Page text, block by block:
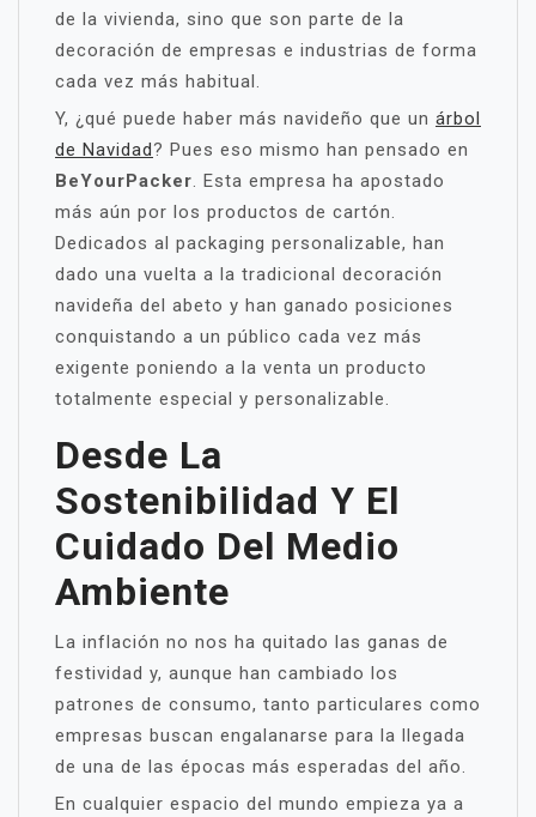
de la vivienda, sino que son parte de la
decoración de empresas e industrias de forma
cada vez más habitual.
Y, ¿qué puede haber más navideño que un árbol
de Navidad? Pues eso mismo han pensado en
BeYourPacker . Esta empresa ha apostado
más aún por los productos de cartón.
Dedicados al packaging personalizable, han
dado una vuelta a la tradicional decoración
navideña del abeto y han ganado posiciones
conquistando a un público cada vez más
exigente poniendo a la venta un producto
totalmente especial y personalizable.
Desde La
Sostenibilidad Y El
Cuidado Del Medio
Ambiente
La inflación no nos ha quitado las ganas de
festividad y, aunque han cambiado los
patrones de consumo, tanto particulares como
empresas buscan engalanarse para la llegada
de una de las épocas más esperadas del año.
En cualquier espacio del mundo empieza ya a